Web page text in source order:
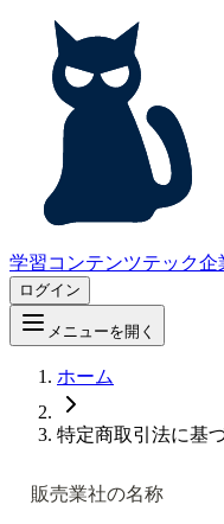
学習コンテンツテック企
ログイン
メニューを開く
ホーム
特定商取引法に基
販売業社の名称